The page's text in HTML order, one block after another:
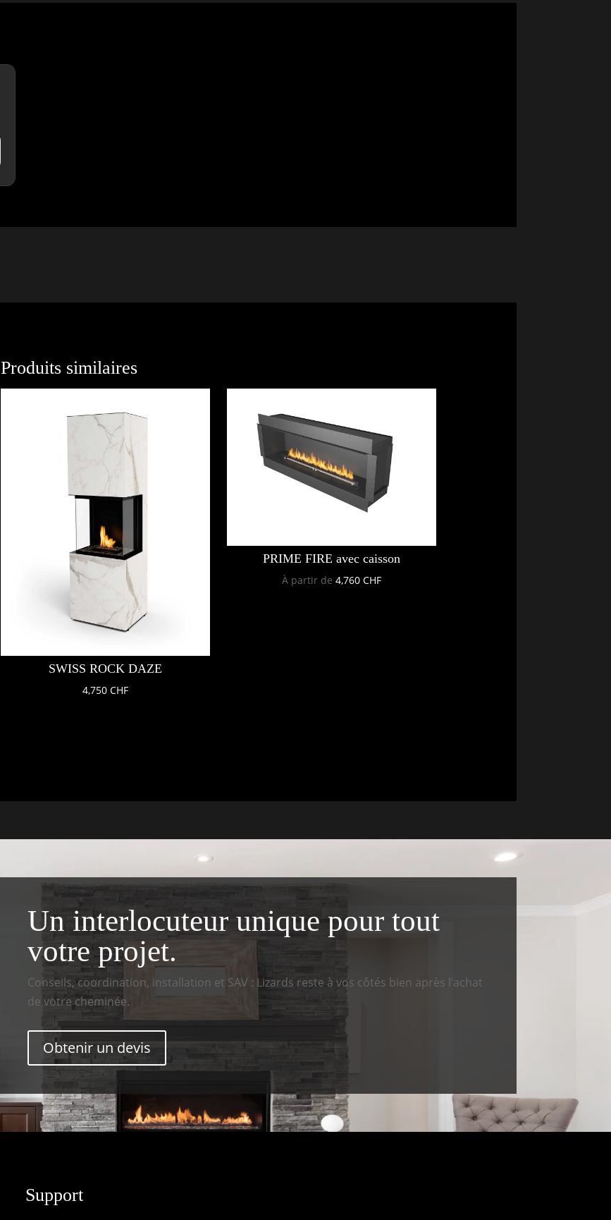
Produits similaires
SWISS ROCK DAZE
4,750 CHF
PRIME FIRE avec caisson
À partir de 4,760 CHF
Un interlocuteur unique pour tout
votre projet.
Conseils, coordination, installation et SAV : Lizards reste à vos côtés bien après l’achat
de votre cheminée.
Obtenir un devis
Support